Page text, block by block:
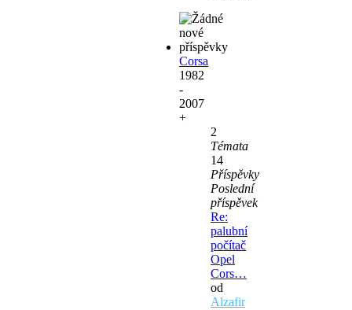
Corsa
1982
-
2007
+
2
Témata
14
Příspěvky
Poslední
příspěvek
Re:
palubní
počítač
Opel
Cors…
od
Alzafir